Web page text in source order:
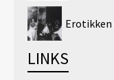
LINKS